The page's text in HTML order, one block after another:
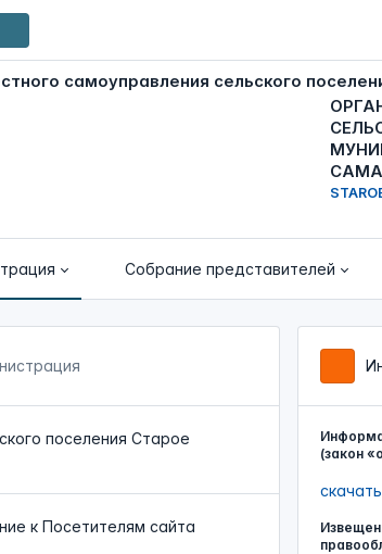
Собрание представителей
поселения Старое
к Посетителям сайта
(закон
скачать